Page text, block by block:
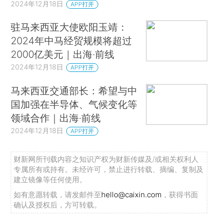
2024年12月18日 APP打开
驻马来西亚大使欧阳玉靖：
2024年中马经贸规模将超过
2000亿美元｜出海·前线
2024年12月18日 APP打开
马来西亚交通部长：希望与中
国加强在半导体、气候变化等
领域合作｜出海·前线
2024年12月18日 APP打开
财新网所刊载内容之知识产权为财新传媒及/或相关权利人
专属所有或持有。未经许可，禁止进行转载、摘编、复制及
建立镜像等任何使用。
如有意愿转载，请发邮件至hello@caixin.com ，获得书面
确认及授权后，方可转载。